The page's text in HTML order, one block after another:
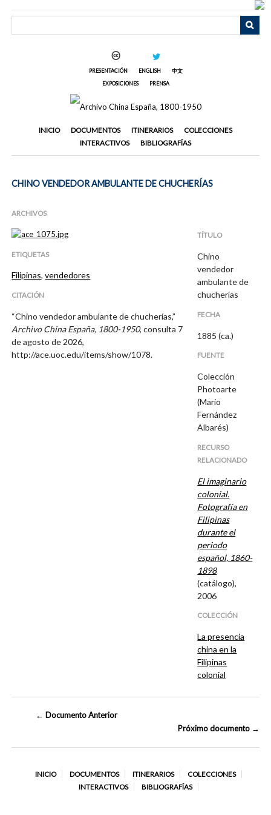
PRESENTACIÓN ENGLISH
中文
EXPOSICIONES
PRENSA
INICIO DOCUMENTOS ITINERARIOS
COLECCIONES
INTERACTIVOS
BIBLIOGRAFÍAS
CHINO VENDEDOR AMBULANTE DE CHUCHERÍAS
ARCHIVOS
ETIQUETAS
Filipinas,vendedores
CITACIÓN
“Chino vendedor ambulante de chucherías,”
Archivo China España, 1800-1950, consulta 7
de agosto de 2026,
http://ace.uoc.edu/items/show/1078.
TÍTULO
Chino
vendedor
ambulante de
chucherías
FECHA
1885 (ca.)
FUENTE
Colección
Photoarte
(Mario
Fernández
Albarés)
RECURSO
RELACIONADO
El imaginario
colonial.
Fotografía en
Filipinas
durante el
periodo
español, 1860-
1898
(catálogo),
2006
COLECCIÓN
La presencia
china en la
Filipinas
colonial
← Documento Anterior
Próximo documento →
INICIO DOCUMENTOS ITINERARIOS
COLECCIONES
INTERACTIVOS
BIBLIOGRAFÍAS